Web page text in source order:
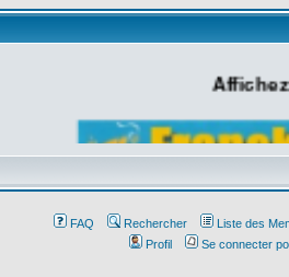
FAQ Rechercher
Liste des
Profil
Se connecter